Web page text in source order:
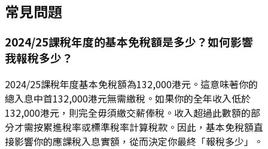
常見問題
2024/25課稅年度的基本免稅額是多少？如何影響
我報稅多少？
2024/25課稅年度基本免稅額為132,000港元。這意味著你的
總入息中首132,000港元無需繳稅。如果你的全年收入低於
132,000港元，則完全毋須繳交薪俸稅。收入超過此數額的部
分才需按累進稅率或標準稅率計算稅款。因此，基本免稅額直
接影響你的應課稅入息實額，從而決定你最終「報稅多少」。